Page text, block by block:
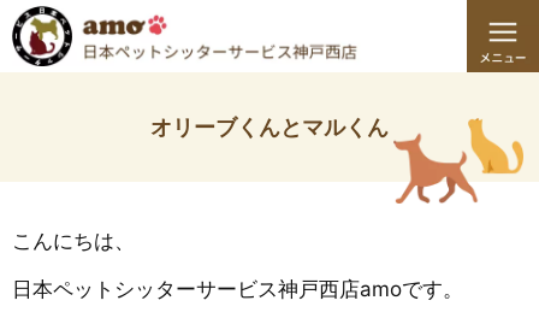
オリーブくんとマルくん
こんにちは、
日本ペットシッターサービス神戸西店amoです。